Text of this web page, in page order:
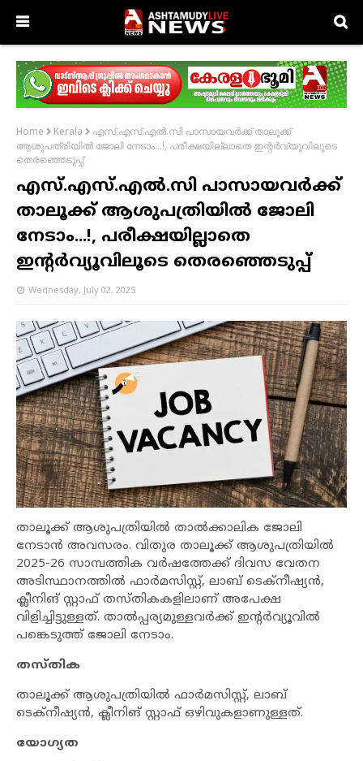
Home Kerala
എസ്.എസ്.എൽ.സി പാസായവർക്ക് താലൂക്ക്
ആശുപത്രിയിൽ ജോലി നേടാം...!, പരീക്ഷയില്ലാതെ ഇന്റർവ്യൂവിലൂടെ
തെരഞ്ഞെടുപ്പ്
എസ്.എസ്.എൽ.സി പാസായവർക്ക്
താലൂക്ക് ആശുപത്രിയിൽ ജോലി
നേടാം...!, പരീക്ഷയില്ലാതെ
ഇന്റർവ്യൂവിലൂടെ തെരഞ്ഞെടുപ്പ്
Wednesday, July 02, 2025
താലൂക്ക് ആശുപത്രിയിൽ താൽക്കാലിക ജോലി
നേടാൻ അവസരം. വിതുര താലൂക്ക് ആശുപത്രിയിൽ
2025-26 സാമ്പത്തിക വർഷത്തേക്ക് ദിവസ വേതന
അടിസ്ഥാനത്തിൽ ഫാർമസിസ്റ്റ്, ലാബ് ടെക്നീഷ്യൻ,
ക്ലീനിങ് സ്റ്റാഫ് തസ്തികകളിലാണ് അപേക്ഷ
വിളിച്ചിട്ടുള്ളത്. താൽപ്പര്യമുള്ളവർക്ക് ഇൻ്റർവ്യൂവിൽ
പങ്കെടുത്ത് ജോലി നേടാം.
തസ്തിക
താലൂക്ക് ആശുപത്രിയിൽ ഫാർമസിസ്റ്റ്, ലാബ്
ടെക്നീഷ്യൻ, ക്ലീനിങ് സ്റ്റാഫ് ഒഴിവുകളാണുള്ളത്.
യോ​ഗ്യത